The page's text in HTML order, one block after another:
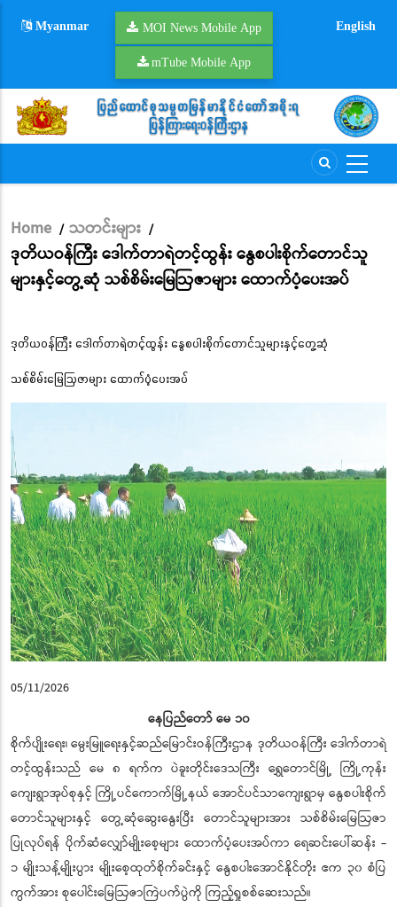
Myanmar MOI News Mobile App
mTube Mobile App
English
Breadcrumb
Home / သတင်းများ /
ဒုတိယဝန်ကြီး ဒေါက်တာရဲတင့်ထွန်း နွေစပါးစိုက်တောင်သူ
များနှင့်တွေ့ဆုံ သစ်စိမ်းမြေဩဇာများ ထောက်ပံ့ပေးအပ်
ဒုတိယဝန်ကြီး ဒေါက်တာရဲတင့်ထွန်း နွေစပါးစိုက်တောင်သူများနှင့်တွေ့ဆုံ
သစ်စိမ်းမြေဩဇာများ ထောက်ပံ့ပေးအပ်
05/11/2026
နေပြည်တော် မေ ၁၀
စိုက်ပျိုးရေး၊ မွေးမြူရေးနှင့်ဆည်မြောင်းဝန်ကြီးဌာန ဒုတိယဝန်ကြီး ဒေါက်တာရဲ
တင့်ထွန်းသည် မေ ၈ ရက်က ပဲခူးတိုင်းဒေသကြီး ရွှေတောင်မြို့ ကြို့ကုန်း
ကျေးရွာအုပ်စုနှင့် ကြို့ပင်ကောက်မြို့နယ် အောင်ပင်သာကျေးရွာမှ နွေစပါးစိုက်
တောင်သူများနှင့် တွေ့ဆုံဆွေးနွေးပြီး တောင်သူများအား သစ်စိမ်းမြေဩဇာ
ပြုလုပ်ရန် ပိုက်ဆံလျှော်မျိုးစေ့များ ထောက်ပံ့ပေးအပ်ကာ ရေဆင်းပေါ်ဆန်း -
၁ မျိုးသန့်မျိုးပွား မျိုးစေ့ထုတ်စိုက်ခင်းနှင့် နွေစပါးအောင်နိုင်တိုး ဧက ၃၀ စံပြ
ကွက်အား စုပေါင်းမြေဩဇာကြဲပက်ပွဲကို ကြည့်ရှုစစ်ဆေးသည်။